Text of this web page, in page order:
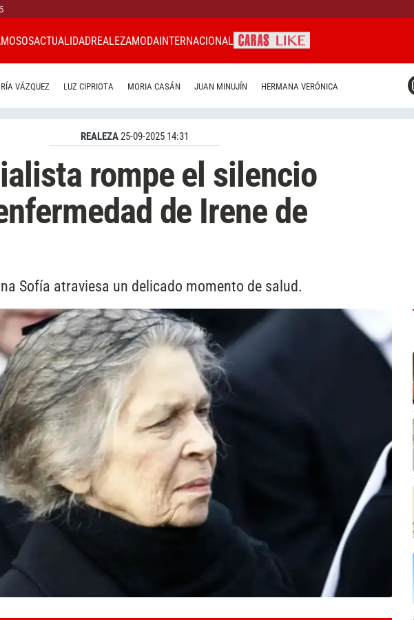
ACTUALIDADREALEZAMODAINTERNACIONAL
VÁZQUEZ LUZ CIPRIOTA MORIA CASÁN JUAN MINUJÍN HERMANA VERÓNICA
REALEZA25-09-2025 14:31
rompe el silencio
de Irene de
Sofía atraviesa un delicado momento de salud.